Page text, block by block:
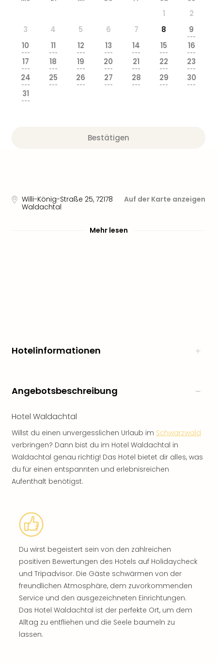
1
2
3
4 5 6 7 8 9
---
10
---
11
---
12
---
13
---
14
---
15
---
16
---
17
---
18
---
19
---
20
---
21
---
22
---
23
---
24
---
25
---
26
---
27
---
28
---
29
---
30
---
31
---
Bestätigen
Willi-König-Straße 25, 72178
Waldachtal
Auf der Karte anzeigen
Mehr lesen
Hotelinformationen
Angebotsbeschreibung
Hotel Waldachtal
Willst du einen unvergesslichen Urlaub im Schwarzwald
verbringen? Dann bist du im Hotel Waldachtal in
Waldachtal genau richtig! Das Hotel bietet dir alles, was
du für einen entspannten und erlebnisreichen
Aufenthalt benötigst.
Du wirst begeistert sein von den zahlreichen
positiven Bewertungen des Hotels auf Holidaycheck
und Tripadvisor. Die Gäste schwärmen von der
freundlichen Atmosphäre, dem zuvorkommenden
Service und den ausgezeichneten Einrichtungen.
Das Hotel Waldachtal ist der perfekte Ort, um dem
Alltag zu entfliehen und die Seele baumeln zu
lassen.